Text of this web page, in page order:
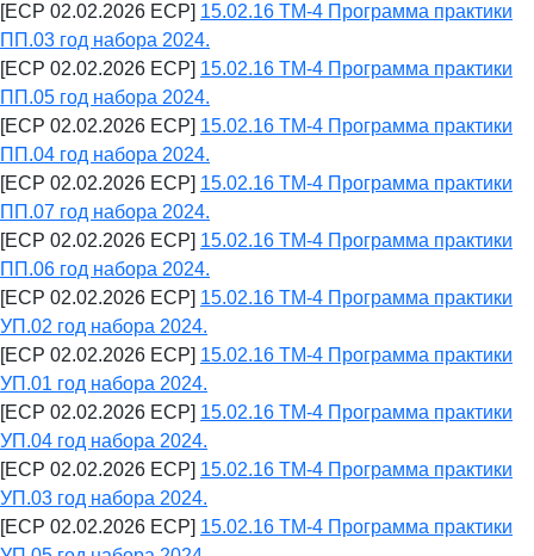
[ECP 02.02.2026 ECP] 15.02.16 ТМ-4 Программа практики
ПП.03 год набора 2024.
[ECP 02.02.2026 ECP] 15.02.16 ТМ-4 Программа практики
ПП.05 год набора 2024.
[ECP 02.02.2026 ECP] 15.02.16 ТМ-4 Программа практики
ПП.04 год набора 2024.
[ECP 02.02.2026 ECP] 15.02.16 ТМ-4 Программа практики
ПП.07 год набора 2024.
[ECP 02.02.2026 ECP] 15.02.16 ТМ-4 Программа практики
ПП.06 год набора 2024.
[ECP 02.02.2026 ECP] 15.02.16 ТМ-4 Программа практики
УП.02 год набора 2024.
[ECP 02.02.2026 ECP] 15.02.16 ТМ-4 Программа практики
УП.01 год набора 2024.
[ECP 02.02.2026 ECP] 15.02.16 ТМ-4 Программа практики
УП.04 год набора 2024.
[ECP 02.02.2026 ECP] 15.02.16 ТМ-4 Программа практики
УП.03 год набора 2024.
[ECP 02.02.2026 ECP] 15.02.16 ТМ-4 Программа практики